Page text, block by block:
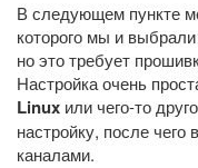
В следующем пункте
которого мы и выбрали
но это требует
Настройка очень
Linux или чего-то
настройку, после
каналами.